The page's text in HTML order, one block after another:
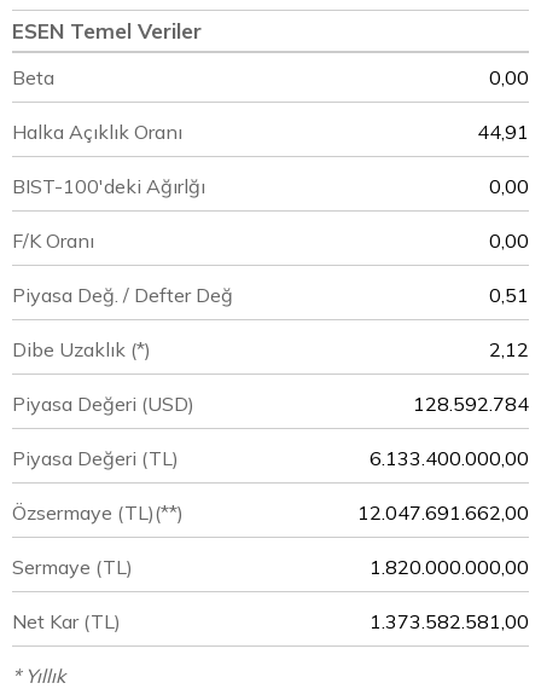
ESEN Temel Veriler
Beta 0,00
Halka Açıklık Oranı 44,91
BIST-100'deki Ağırlğı 0,00
F/K Oranı 0,00
Piyasa Değ. / Defter Değ 0,51
Dibe Uzaklık (*) 2,12
Piyasa Değeri (USD) 128.592.784
Piyasa Değeri (TL) 6.133.400.000,00
Özsermaye (TL)(**) 12.047.691.662,00
Sermaye (TL) 1.820.000.000,00
Net Kar (TL) 1.373.582.581,00
* Yıllık